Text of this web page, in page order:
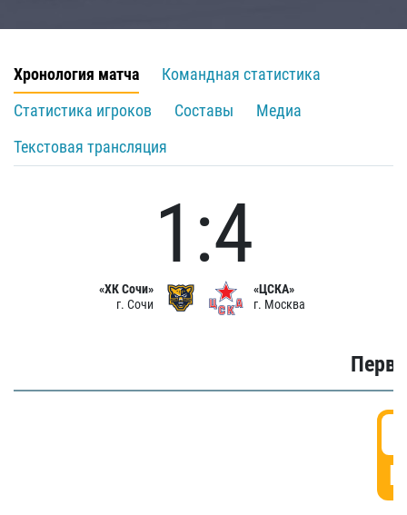
Хронология матча
Командная статистика
Статистика игроков
Составы
Медиа
Текстовая трансляция
«ХК Сочи»
г. Сочи
1:4
«ЦСКА»
г. Москва